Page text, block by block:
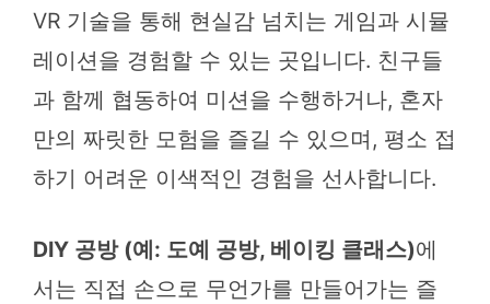
VR 기술을 통해 현실감 넘치는 게임과 시뮬
레이션을 경험할 수 있는 곳입니다. 친구들
과 함께 협동하여 미션을 수행하거나, 혼자
만의 짜릿한 모험을 즐길 수 있으며, 평소 접
하기 어려운 이색적인 경험을 선사합니다.
DIY 공방 (예: 도예 공방, 베이킹 클래스)에
서는 직접 손으로 무언가를 만들어가는 즐